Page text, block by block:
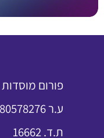
פורום
ע.ר 580578276
ת.ד. 16662